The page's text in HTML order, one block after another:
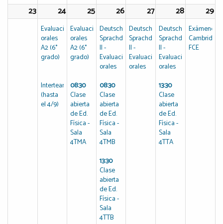
23 24 25 26 27 28 29
Evaluaciones
orales
A2 (6°
grado)
Evaluaciones
orales
A2 (6°
grado)
Deutsches
Sprachdiplom
II -
Evaluaciones
orales
Deutsches
Sprachdiplom
II -
Evaluaciones
orales
Deutsches
Sprachdiplom
II -
Evaluaciones
orales
Exámenes
Cambridge
FCE
Interteam
(hasta
el 4/9)
08:30
Clase
abierta
de Ed.
Física -
Sala
4TMA
08:30
Clase
abierta
de Ed.
Física -
Sala
4TMB
13:30
Clase
abierta
de Ed.
Física -
Sala
4TTA
13:30
Clase
abierta
de Ed.
Física -
Sala
4TTB